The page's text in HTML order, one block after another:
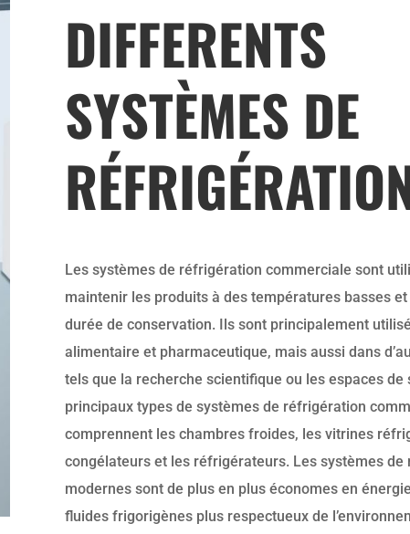
DIFFERENTS
SYSTÈMES DE
Les systèmes de réfrigération commerciale sont
maintenir les produits à des températures basses
durée de conservation. Ils sont principalement
alimentaire et pharmaceutique, mais aussi dans
tels que la recherche scientifique ou les espaces de
principaux types de systèmes de réfrigération
comprennent les chambres froides, les vitrines
congélateurs et les réfrigérateurs. Les systèmes de
modernes sont de plus en plus économes en
fluides frigorigènes plus respectueux de